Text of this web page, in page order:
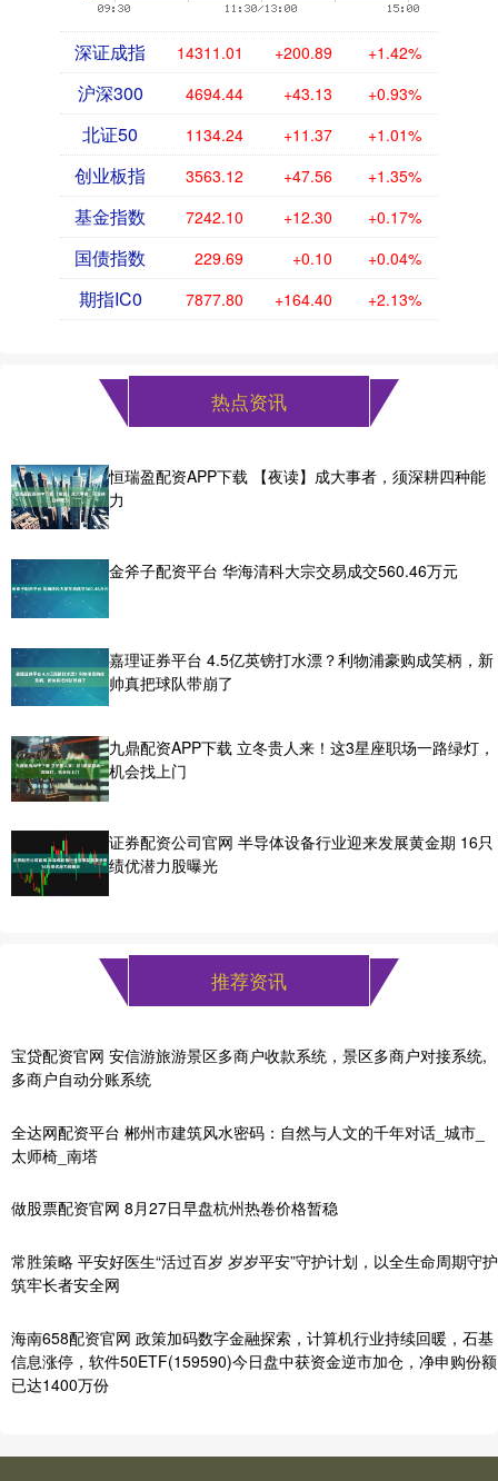
深证成指 14311.01 +200.89 +1.42%
沪深300 4694.44 +43.13 +0.93%
北证50 1134.24 +11.37 +1.01%
创业板指 3563.12 +47.56 +1.35%
基金指数 7242.10 +12.30 +0.17%
国债指数 229.69 +0.10 +0.04%
期指IC0 7877.80 +164.40 +2.13%
热点资讯
恒瑞盈配资APP下载 【夜读】成大事者，须深耕四种能
力
金斧子配资平台 华海清科大宗交易成交560.46万元
嘉理证券平台 4.5亿英镑打水漂？利物浦豪购成笑柄，新
帅真把球队带崩了
九鼎配资APP下载 立冬贵人来！这3星座职场一路绿灯，
机会找上门
证券配资公司官网 半导体设备行业迎来发展黄金期 16只
绩优潜力股曝光
推荐资讯
宝贷配资官网 安信游旅游景区多商户收款系统，景区多商户对接系统,
多商户自动分账系统
全达网配资平台 郴州市建筑风水密码：自然与人文的千年对话_城市_
太师椅_南塔
做股票配资官网 8月27日早盘杭州热卷价格暂稳
常胜策略 平安好医生“活过百岁 岁岁平安”守护计划，以全生命周期守护
筑牢长者安全网
海南658配资官网 政策加码数字金融探索，计算机行业持续回暖，石基
信息涨停，软件50ETF(159590)今日盘中获资金逆市加仓，净申购份额
已达1400万份